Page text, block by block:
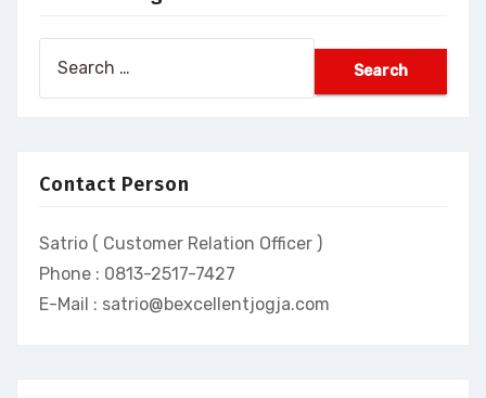
Contact Person
Satrio ( Customer Relation Officer )
Phone : 0813-2517-7427
E-Mail : satrio@bexcellentjogja.com